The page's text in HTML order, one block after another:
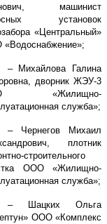
машинист
установок
«Центральный»
– Михайлова Галина
дворник ЖЭУ-3
«Жилищно-
служба»;
– Чернегов Михаил
плотник
строительного
ООО «Жилищно-
служба»;
– Шацких Ольга
ООО «Комплекс